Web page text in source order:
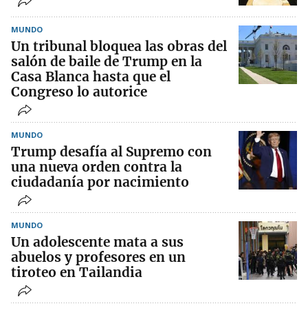
MUNDO
Un tribunal bloquea las obras del
salón de baile de Trump en la
Casa Blanca hasta que el
Congreso lo autorice
MUNDO
Trump desafía al Supremo con
una nueva orden contra la
ciudadanía por nacimiento
MUNDO
Un adolescente mata a sus
abuelos y profesores en un
tiroteo en Tailandia